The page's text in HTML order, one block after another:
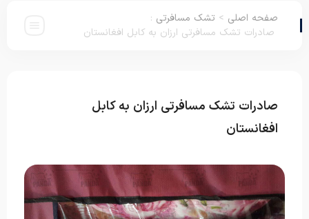
صفحه اصلی > تشک مسافرتی :
صادرات تشک مسافرتی ارزان به کابل افغانستان
صادرات تشک مسافرتی ارزان به کابل
افغانستان